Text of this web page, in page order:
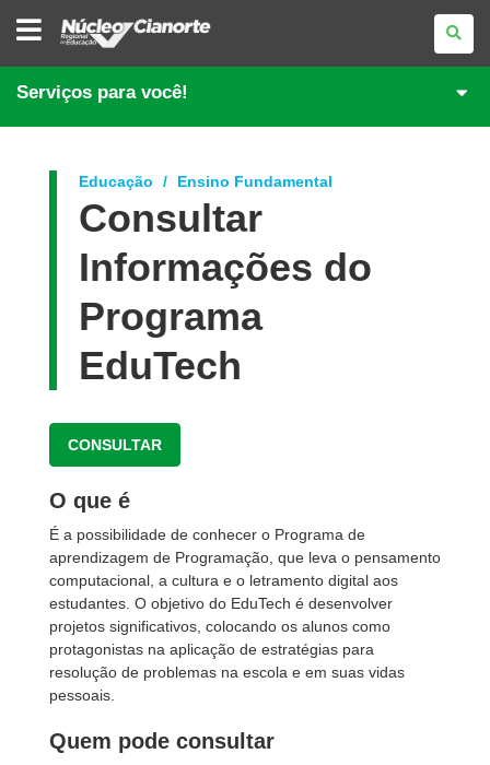
NÚCLEO
REGIONAL
EDUCAÇÃO
DE
CIANORTE
Serviços para você!
Educação Ensino Fundamental
Consultar
Informações do
Programa
EduTech
CONSULTAR
O que é
É a possibilidade de conhecer o Programa de
aprendizagem de Programação, que leva o pensamento
computacional, a cultura e o letramento digital aos
estudantes. O objetivo do EduTech é desenvolver
projetos significativos, colocando os alunos como
protagonistas na aplicação de estratégias para
resolução de problemas na escola e em suas vidas
pessoais.
Quem pode consultar